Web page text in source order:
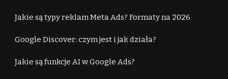
Jakie są typy reklam Meta Ads? Formaty na 2026
Google Discover: czym jest i jak działa?
Jakie są funkcje AI w Google Ads?